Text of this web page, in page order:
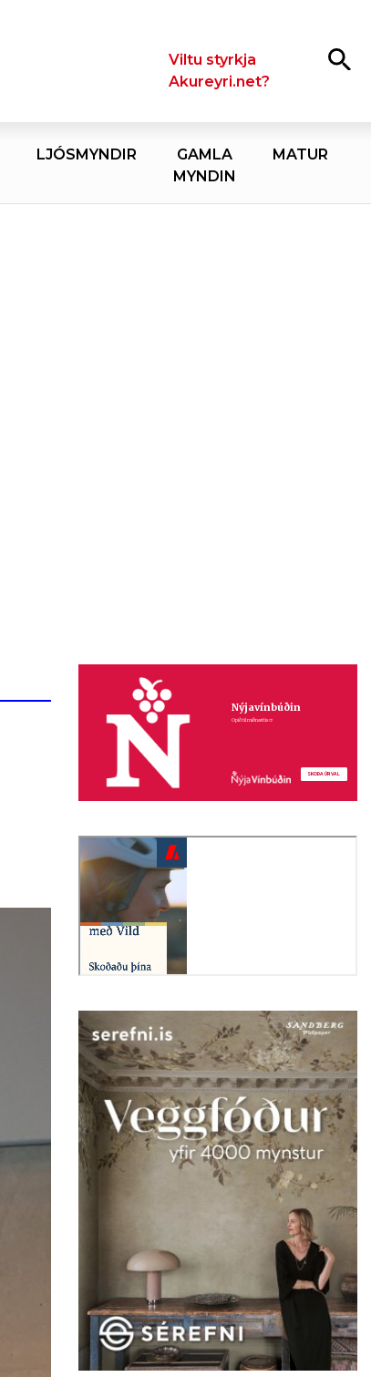
LeitaViltu styrkja
Akureyri.net?
LJÓSMYNDIR
GAMLA
MYNDIN
MATUR